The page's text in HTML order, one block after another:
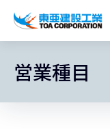
経営理念
営業種目
コーポレートメッセー
株主・投資家情報
トップメッセージ
中期経営計画資料
最新IR資料
IRカレンダー
経営方針
IRライブラリー
ESGに関する外部評価
実績紹介
施設・用途別
現場レポート
営業種目